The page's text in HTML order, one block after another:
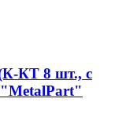
КТ 8 шт., с